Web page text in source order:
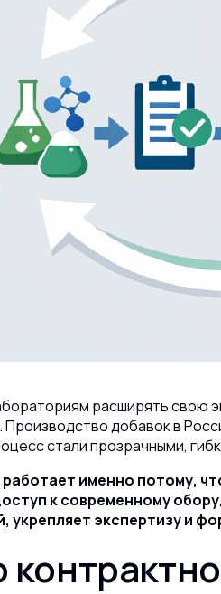
расширять свою
добавок в
стали прозрачными,
именно потому,
к современному
экспертизу и